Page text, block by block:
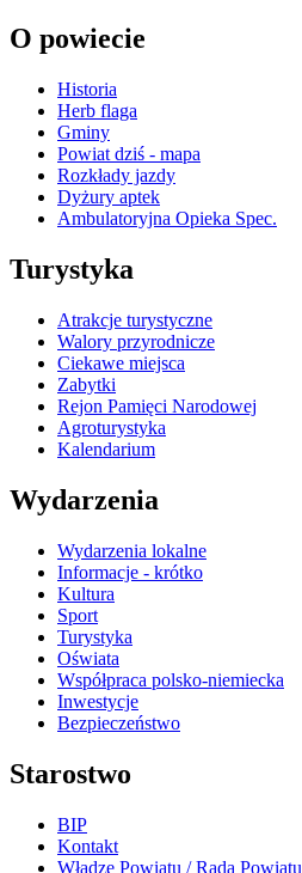
O powiecie
Historia
Herb flaga
Gminy
Powiat dziś - mapa
Rozkłady jazdy
Dyżury aptek
Ambulatoryjna Opieka Spec.
Turystyka
Atrakcje turystyczne
Walory przyrodnicze
Ciekawe miejsca
Zabytki
Rejon Pamięci Narodowej
Agroturystyka
Kalendarium
Wydarzenia
Wydarzenia lokalne
Informacje - krótko
Kultura
Sport
Turystyka
Oświata
Współpraca polsko-niemiecka
Inwestycje
Bezpieczeństwo
Starostwo
BIP
Kontakt
Władze Powiatu / Rada Powiatu